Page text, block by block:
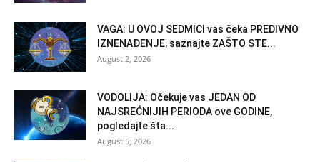
VAGA: U OVOJ SEDMICI vas čeka PREDIVNO
IZNENAĐENJE, saznajte ZAŠTO STE...
August 2, 2026
VODOLIJA: Očekuje vas JEDAN OD
NAJSREĆNIJIH PERIODA ove GODINE,
pogledajte šta...
August 5, 2026